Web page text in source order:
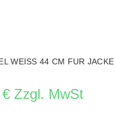
WEISS 44 CM FUR JACKE
Zzgl. MwSt